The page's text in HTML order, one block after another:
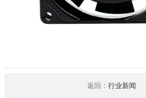
返回： 行业新闻